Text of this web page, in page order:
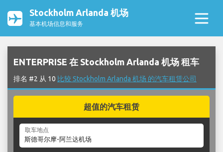
Stockholm Arlanda 机场
基本机场信息和服务
ENTERPRISE 在 Stockholm Arlanda 机场 租车
排名 #2 从 10 比较 Stockholm Arlanda 机场 的汽车租赁公司
超值的汽车租赁
取车地点